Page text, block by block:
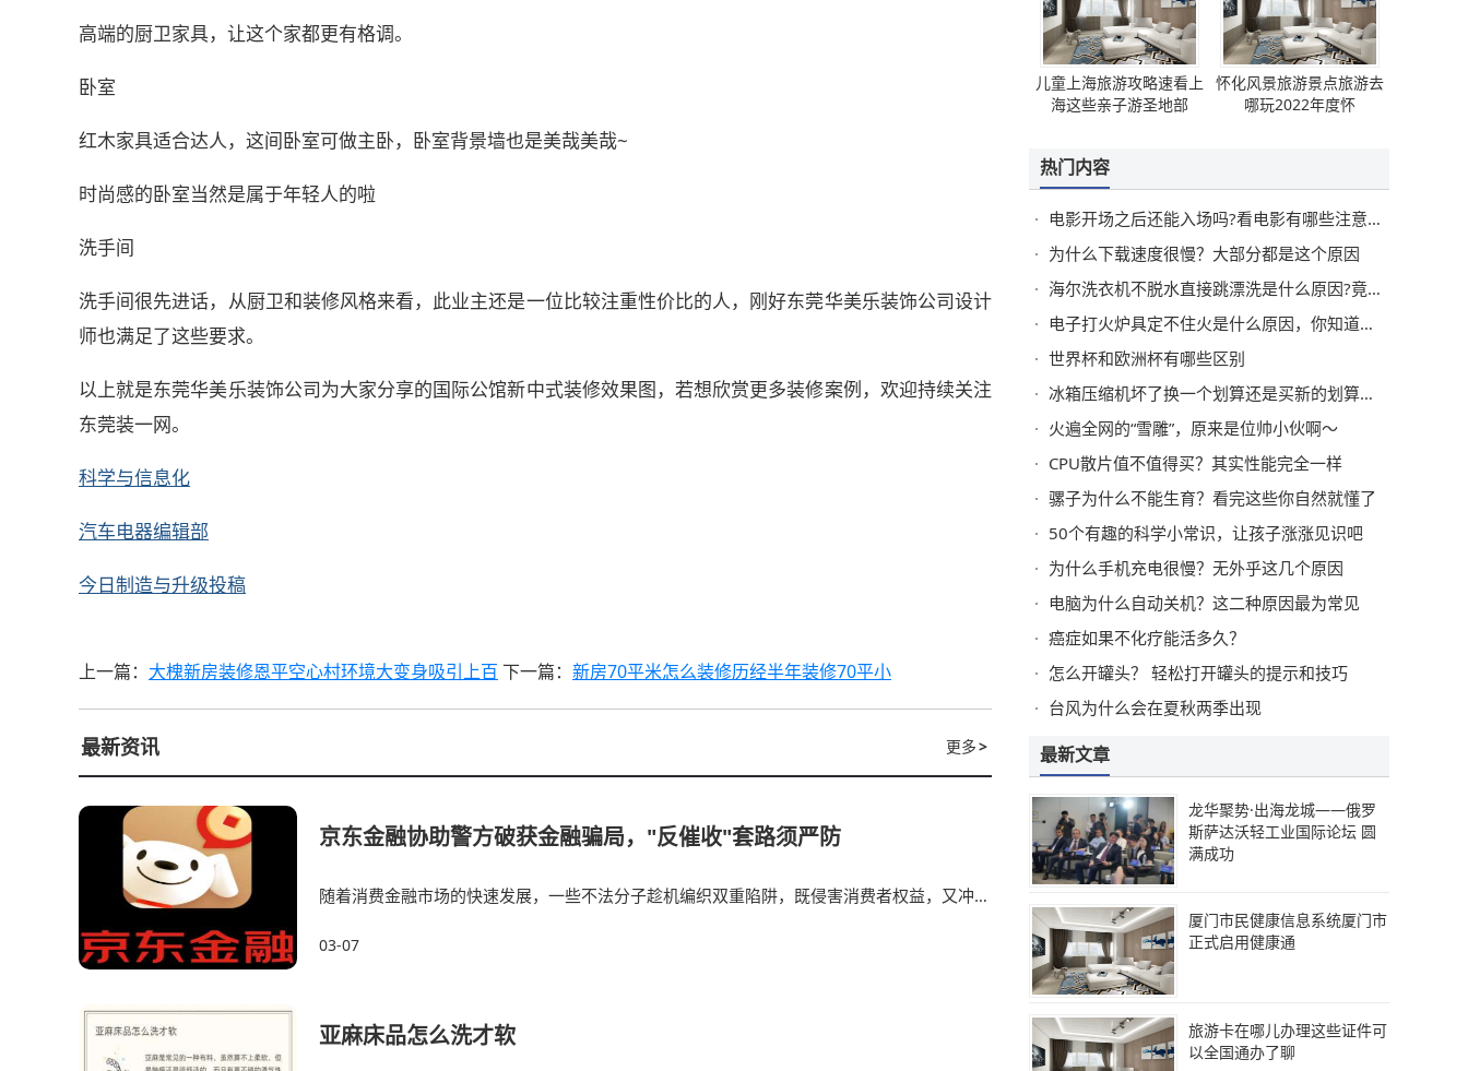
高端的厨卫家具，让这个家都更有格调。
卧室
红木家具适合达人，这间卧室可做主卧，卧室背景墙也是美哉美哉~
时尚感的卧室当然是属于年轻人的啦
洗手间
洗手间很先进话，从厨卫和装修风格来看，此业主还是一位比较注重性价比的人，刚好东莞华美乐装饰公司设计
师也满足了这些要求。
以上就是东莞华美乐装饰公司为大家分享的国际公馆新中式装修效果图，若想欣赏更多装修案例，欢迎持续关注
东莞装一网。
科学与信息化
汽车电器编辑部
今日制造与升级投稿
上一篇： 大槐新房装修恩平空心村环境大变身吸引上百 下一篇： 新房70平米怎么装修历经半年装修70平小
更多>
最新资讯
京东金融协助警方破获金融骗局，"反催收"套路须严防
随着消费金融市场的快速发展，一些不法分子趁机编织双重陷阱，既侵害消费者权益，又冲击
03-07
亚麻床品怎么洗才软
儿童上海旅游攻略速看上
海这些亲子游圣地部
怀化风景旅游景点旅游去
哪玩2022年度怀
热门内容
电影开场之后还能入场吗?看电影有哪些注意事项?
为什么下载速度很慢？大部分都是这个原因
海尔洗衣机不脱水直接跳漂洗是什么原因?竟然是这样
电子打火炉具定不住火是什么原因，你知道怎么处理吗？
世界杯和欧洲杯有哪些区别
冰箱压缩机坏了换一个划算还是买新的划算？换
火遍全网的“雪雕”，原来是位帅小伙啊～
CPU散片值不值得买？其实性能完全一样
骡子为什么不能生育？看完这些你自然就懂了
50个有趣的科学小常识，让孩子涨涨见识吧
为什么手机充电很慢？无外乎这几个原因
电脑为什么自动关机？这二种原因最为常见
癌症如果不化疗能活多久？
怎么开罐头？ 轻松打开罐头的提示和技巧
台风为什么会在夏秋两季出现
最新文章
龙华聚势·出海龙城——俄罗
斯萨达沃轻工业国际论坛 圆
满成功
厦门市民健康信息系统厦门市
正式启用健康通
旅游卡在哪儿办理这些证件可
以全国通办了聊